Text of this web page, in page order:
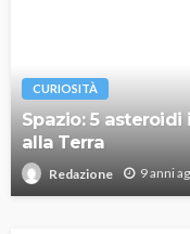
CURIOSITÀ
Spazio: 5 asteroidi
alla Terra
Redazione 9 anni